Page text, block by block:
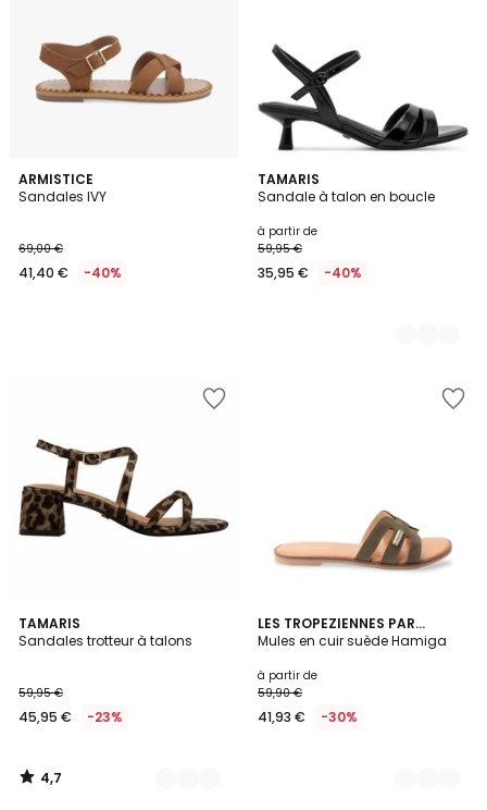
ARMISTICE
Sandales IVY
69,00 €
41,40 € -40%
TAMARIS
Sandale à talon en boucle
à partir de
59,95 €
35,95 € -40%
7
Couleurs
TAMARIS
Sandales trotteur à talons
59,95 €
45,95 € -23%
4,7
/ 5
2
Couleurs
4,7
/
LES TROPEZIENNES PAR
M.BELARBI
Mules en cuir suède Hamiga
à partir de
59,90 €
41,93 € -30%
3
Couleurs